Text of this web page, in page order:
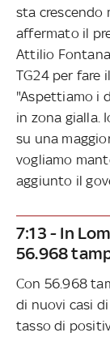
sta crescendo
affermato il
Attilio
TG24 per fare
"Aspettiamo i
in zona gialla.
su una
vogliamo
aggiunto il
7:13 - In
56.968
Con 56.968
di nuovi casi
tasso di